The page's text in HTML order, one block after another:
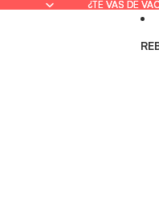
¿TE VAS DE
¿TE VAS DE